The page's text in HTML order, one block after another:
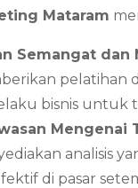
Mataram
Semangat dan
pelatihan
bisnis untuk
Mengenai
analisis
di pasar